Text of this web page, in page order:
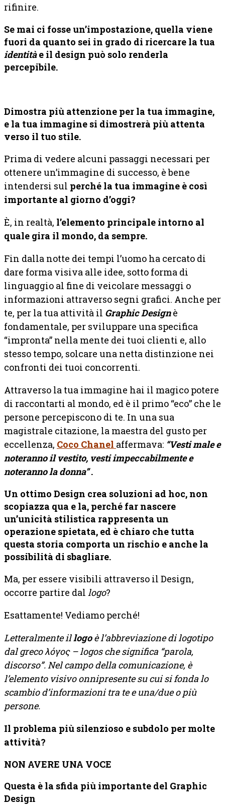
rifinire.
Se mai ci fosse un’impostazione, quella viene
fuori da quanto sei in grado di ricercare la tua
identitàe il design può solo renderla
percepibile.
Dimostra più attenzione per la tua immagine,
e la tua immagine si dimostrerà più attenta
verso il tuo stile.
Prima di vedere alcuni passaggi necessari per
ottenere un’immagine di successo, è bene
intendersi sul perché la tua immagine è così
importante al giorno d’oggi?
È, in realtà, l’elemento principale intorno al
quale gira il mondo, da sempre.
Fin dalla notte dei tempi l’uomo ha cercato di
dare forma visiva alle idee, sotto forma di
linguaggio al fine di veicolare messaggi o
informazioni attraverso segni grafici. Anche per
te, per la tua attività il Graphic Designè
fondamentale, per sviluppare una specifica
“impronta” nella mente dei tuoi clienti e, allo
stesso tempo, solcare una netta distinzione nei
confronti dei tuoi concorrenti.
Attraverso la tua immagine hai il magico potere
di raccontarti al mondo, ed è il primo “eco” che le
persone percepiscono di te. In una sua
magistrale citazione, la maestra del gusto per
eccellenza, Coco Chanel affermava: “Vesti male e
noteranno il vestito, vesti impeccabilmente e
noteranno la donna”.
Un ottimo Design crea soluzioni ad hoc, non
scopiazza qua e la, perché far nascere
un’unicità stilistica rappresenta un
operazione spietata, ed è chiaro che tutta
questa storia comporta un rischio e anche la
possibilità di sbagliare.
Ma, per essere visibili attraverso il Design,
occorre partire dal logo?
Esattamente! Vediamo perché!
Letteralmente illogoè l’abbreviazione di logotipo
dal greco λόγος – logos che significa “parola,
discorso”. Nel campo della comunicazione, è
l’elemento visivo onnipresente su cui si fonda lo
scambio d’informazioni tra te e una/due o più
persone.
Il problema più silenzioso e subdolo per molte
attività?
NON AVERE UNA VOCE
Questa è la sfida più importante del Graphic
Design